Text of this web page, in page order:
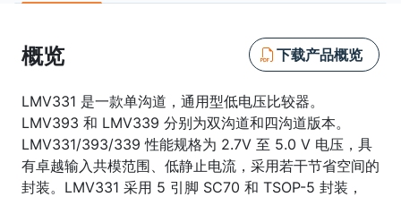
概览 下载产品概览
LMV331 是一款单沟道，通用型低电压比较器。
LMV393 和 LMV339 分别为双沟道和四沟道版本。
LMV331/393/339 性能规格为 2.7V 至 5.0 V 电压，具
有卓越输入共模范围、低静止电流，采用若干节省空间的
封装。LMV331 采用 5 引脚 SC70 和 TSOP-5 封装，